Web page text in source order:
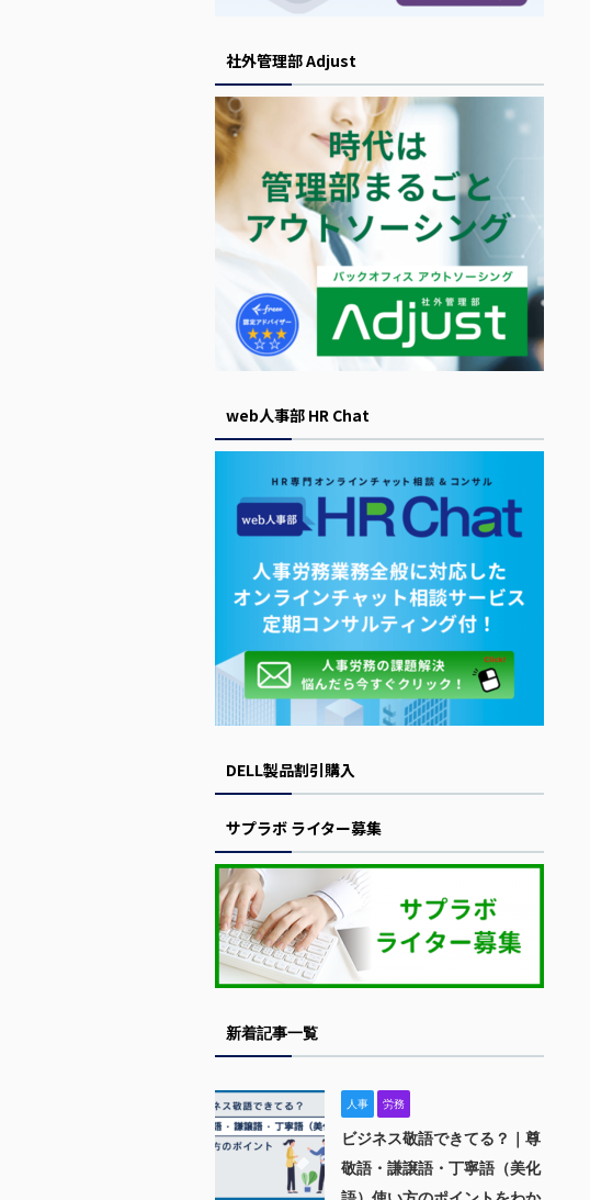
社外管理部 Adjust
web人事部 HR Chat
DELL製品割引購入
サプラボ ライター募集
新着記事一覧
人事 労務
ビジネス敬語できてる？｜尊
敬語・謙譲語・丁寧語（美化